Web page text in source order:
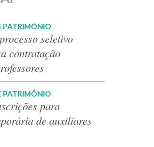
PATRIMÔNIO
seletivo
contratação
PATRIMÔNIO
para
de auxiliares